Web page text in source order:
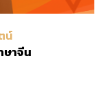
น์
ษาจีน